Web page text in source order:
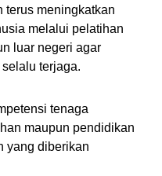
terus meningkatkan
melalui pelatihan
luar negeri agar
terjaga.
tenaga
maupun pendidikan
yang diberikan